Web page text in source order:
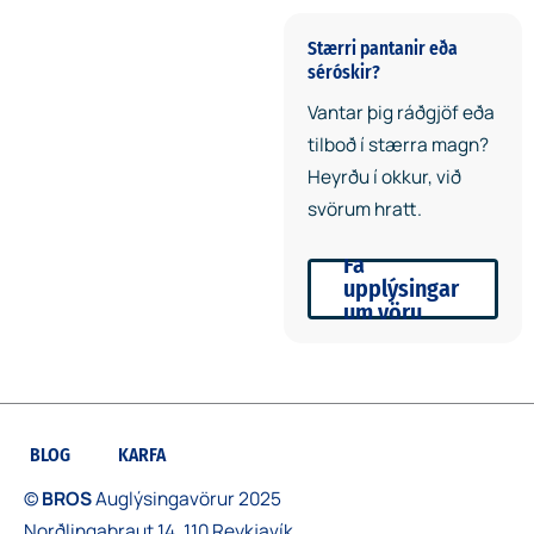
Stærri pantanir eða
séróskir?
Vantar þig ráðgjöf eða
tilboð í stærra magn?
Heyrðu í okkur, við
svörum hratt.
Fá
upplýsingar
um vöru
BLOG KARFA
©BROSAuglýsingavörur 2025